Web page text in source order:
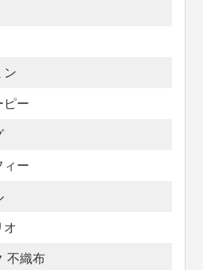
ン
ピー
ィー
オ
不織布